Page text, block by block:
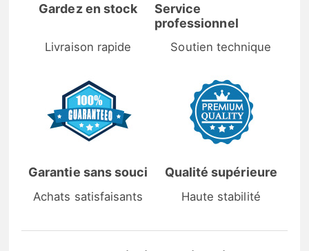
Gardez en stock
Livraison rapide
Service
professionnel
Soutien technique
Garantie sans souci
Achats satisfaisants
Qualité supérieure
Haute stabilité